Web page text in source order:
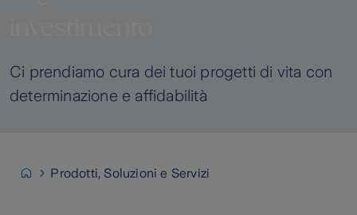
Ci prendiamo cura dei tuoi progetti di vita con
determinazione e affidabilità​
Prodotti, Soluzioni e Servizi